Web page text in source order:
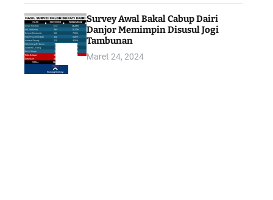
Survey Awal Bakal Cabup Dairi
Danjor Memimpin Disusul Jogi
Tambunan
Maret 24, 2024